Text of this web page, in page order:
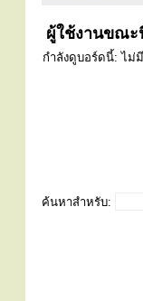
ผู้ใช้งานขณะ
กำลังดูบอร์ดนี้: ไม่
ค้นหาสำหรับ: